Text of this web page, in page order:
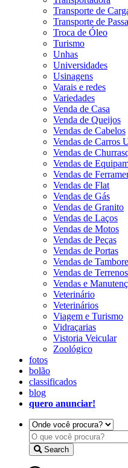
Transporte de
Transporte de
Troca de Óleo
Turismo
Unhas
Universidades
Usinagens
Varais e redes
Variedades
Venda de Casa
Venda de Queijos
Vendas de Cabelos
Vendas de Carros
Vendas de
Vendas de
Vendas de
Vendas de Flat
Vendas de Gás
Vendas de Granito
Vendas de Laços
Vendas de Motos
Vendas de Peças
Vendas de Portas
Vendas de
Vendas de Terrenos
Vendas e
Veterinário
Veterinários
Viagem e Turismo
Vidraçarias
Vistoria Veicular
Zoológico
fotos
bolão
classificados
blog
quero anunciar!
Search